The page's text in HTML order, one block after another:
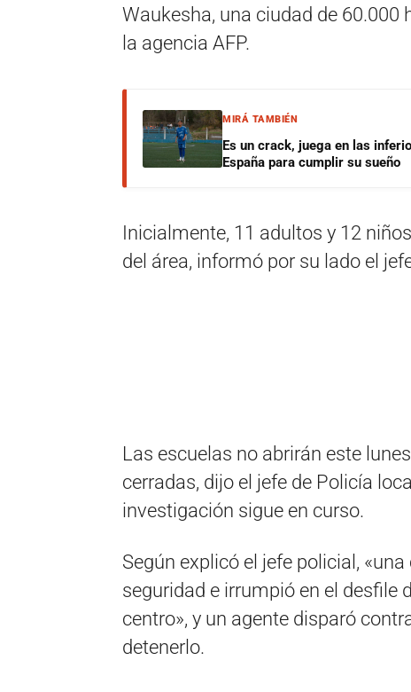
Waukesha, una ciudad de
la agencia AFP.
MIRÁ TAMBIÉN
Es un crack, juega en las
España para cumplir su sueño
Inicialmente, 11 adultos y 12
del área, informó por su lado el
Las escuelas no abrirán este
cerradas, dijo el jefe de Policía
investigación sigue en curso.
Según explicó el jefe policial,
seguridad e irrumpió en el desfile
centro», y un agente disparó
detenerlo.